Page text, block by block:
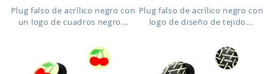
Plug falso de acrílico negro con
un logo de cuadros negro...
Plug falso de acrílico negro con
logo de diseño de tejido...